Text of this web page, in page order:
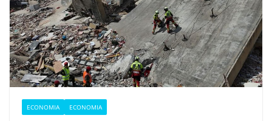
ECONOMIA ECONOMIA